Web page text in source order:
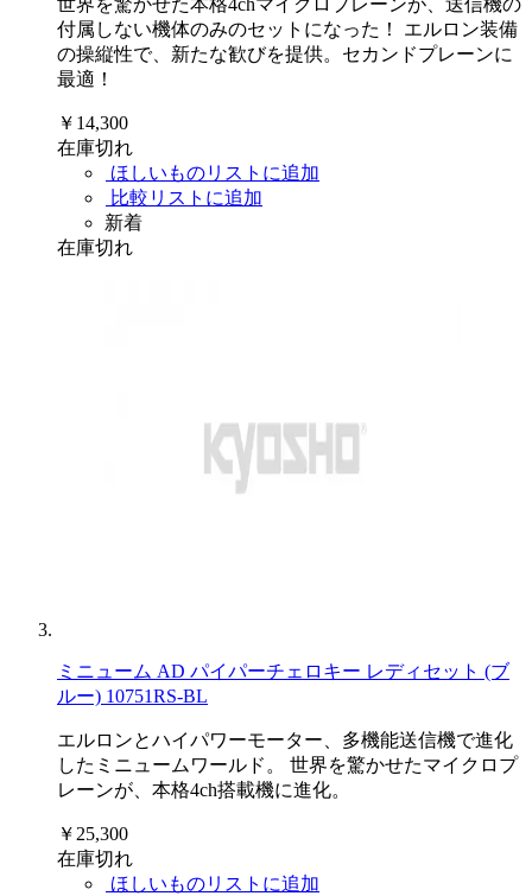
世界を驚かせた本格4chマイクロプレーンが、送信機の
付属しない機体のみのセットになった！ エルロン装備
の操縦性で、新たな歓びを提供。セカンドプレーンに
最適！
￥14,300
在庫切れ
ほしいものリストに追加
比較リストに追加
新着
在庫切れ
ミニューム AD パイパーチェロキー レディセット (ブ
ルー) 10751RS-BL
エルロンとハイパワーモーター、多機能送信機で進化
したミニュームワールド。 世界を驚かせたマイクロプ
レーンが、本格4ch搭載機に進化。
￥25,300
在庫切れ
ほしいものリストに追加